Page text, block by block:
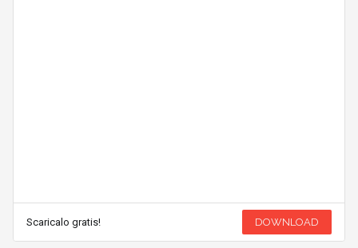
Scaricalo gratis! DOWNLOAD